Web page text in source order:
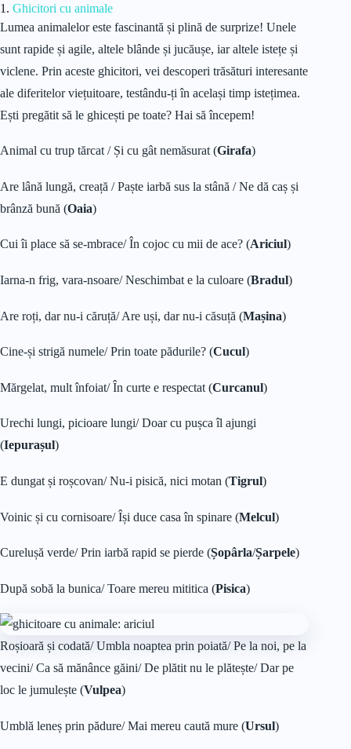
1. Ghicitori cu animale
Lumea animalelor este fascinantă și plină de surprize! Unele
sunt rapide și agile, altele blânde și jucăușe, iar altele istețe și
viclene. Prin aceste ghicitori, vei descoperi trăsături interesante
ale diferitelor viețuitoare, testându-ți în același timp istețimea.
Ești pregătit să le ghicești pe toate? Hai să începem!
Animal cu trup tărcat / Și cu gât nemăsurat (Girafa)
Are lână lungă, creață / Paște iarbă sus la stână / Ne dă caș și
brânză bună (Oaia)
Cui îi place să se-mbrace/ În cojoc cu mii de ace? (Ariciul)
Iarna-n frig, vara-nsoare/ Neschimbat e la culoare (Bradul)
Are roți, dar nu-i căruță/ Are uși, dar nu-i căsuță (Mașina)
Cine-și strigă numele/ Prin toate pădurile? (Cucul)
Mărgelat, mult înfoiat/ În curte e respectat (Curcanul)
Urechi lungi, picioare lungi/ Doar cu pușca îl ajungi
(Iepurașul)
E dungat și roșcovan/ Nu-i pisică, nici motan (Tigrul)
Voinic și cu cornisoare/ Își duce casa în spinare (Melcul)
Curelușă verde/ Prin iarbă rapid se pierde (Șopârla/Șarpele)
După sobă la bunica/ Toare mereu mititica (Pisica)
Roșioară și codată/ Umbla noaptea prin poiată/ Pe la noi, pe la
vecini/ Ca să mănânce găini/ De plătit nu le plătește/ Dar pe
loc le jumulește (Vulpea)
Umblă leneș prin pădure/ Mai mereu caută mure (Ursul)